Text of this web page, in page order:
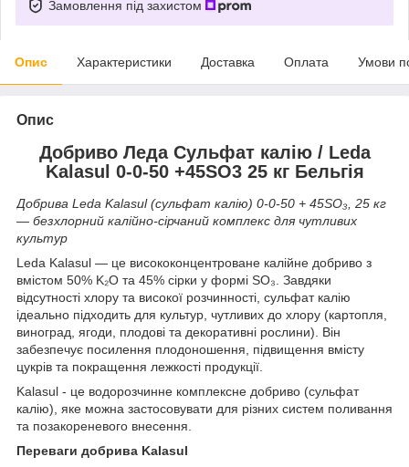
Замовлення під захистом
Опис Характеристики Доставка Оплата Умови
Опис
Добриво Леда Сульфат калію / Leda
Kalasul 0-0-50 +45SO3 25 кг Бельгія
Добрива Leda Kalasul (сульфат калію) 0-0-50 + 45SO₃, 25 кг
— безхлорний калійно-сірчаний комплекс для чутливих
культур
Leda Kalasul — це висококонцентроване калійне добриво з
вмістом 50% K₂O та 45% сірки у формі SO₃. Завдяки
відсутності хлору та високої розчинності, сульфат калію
ідеально підходить для культур, чутливих до хлору (картопля,
виноград, ягоди, плодові та декоративні рослини). Він
забезпечує посилення плодоношення, підвищення вмісту
цукрів та покращення лежкості продукції.
Kalasul - це водорозчинне комплексне добриво (сульфат
калію), яке можна застосовувати для різних систем поливання
та позакореневого внесення.
Переваги добрива Kalasul